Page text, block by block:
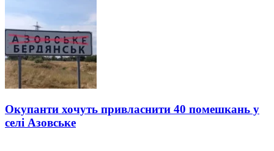
Окупанти хочуть привласнити 40 помешкань у
селі Азовське